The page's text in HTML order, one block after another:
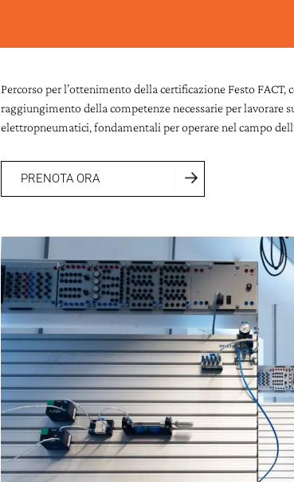
Percorso per l’ottenimento della certificazione Festo FACT,
raggiungimento della competenze necessarie per lavorare
elettropneumatici, fondamentali per operare nel campo
PRENOTA ORA